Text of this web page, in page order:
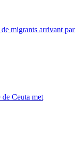
migrants arrivant par
de Ceuta met